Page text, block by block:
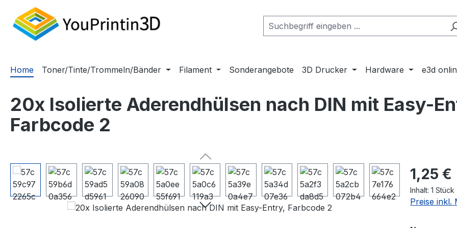
Hauptinhalt springen
Zur Suche springen
Zur Hauptnavigation springen
Home Toner/Tinte/Trommeln/Bänder Filament Sonderangebote 3D Drucker Hardware e3d
20x Isolierte Aderendhülsen nach DIN mit Easy-
Farbcode 2
Bildergalerie überspringen Regulärer
1,25 €
Inhalt: 1 Stück
Preise inkl.